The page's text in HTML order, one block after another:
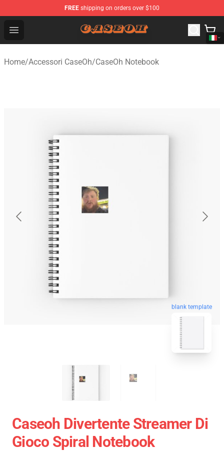
FREE shipping on orders over $100
Open menu
CaseOh Shop - Official CaseOh Merchandise Store
Home/Accessori CaseOh/CaseOh Notebook
blank template
Caseoh Divertente Streamer Di
Gioco Spiral Notebook